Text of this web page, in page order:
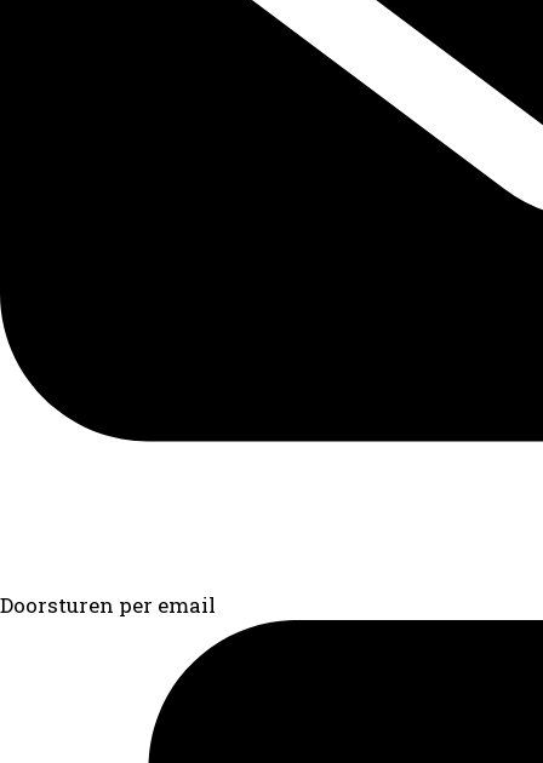
Doorsturen per email